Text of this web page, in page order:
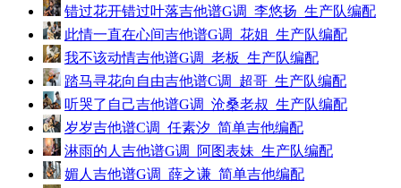
错过花开错过叶落吉他谱G调_李悠扬_生产队编配
此情一直在心间吉他谱G调_花姐_生产队编配
我不该动情吉他谱G调_老板_生产队编配
踏马寻花向自由吉他谱C调_超哥_生产队编配
听哭了自己吉他谱G调_沧桑老叔_生产队编配
岁岁吉他谱C调_任素汐_简单吉他编配
淋雨的人吉他谱G调_阿图表妹_生产队编配
媚人吉他谱G调_薛之谦_简单吉他编配